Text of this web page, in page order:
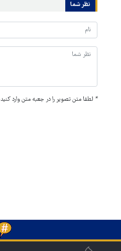
نظر شما
* لطفا متن تصویر را در جعبه متن وارد کنید